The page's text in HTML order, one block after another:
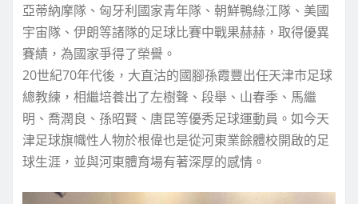
亞蒂納摩隊、匈牙利國家青年隊、朝鮮鴨綠江隊、美國
宇宙隊、伊朗等諸隊的足球比賽中戰果赫赫，取得優異
賽績，為國家爭得了榮譽。
20世紀70年代後，大直沽的國腳孫霞豐出任天津市足球
總教練，相繼培養出了左樹聲、段舉、山春季、馬繼
明、喬潤良、孫昭賢、唐昆等優秀足球運動員。如今天
津足球旗幟性人物於根偉也是從河東業餘體校開啟的足
球生涯，並與河東體育場有著深厚的感情。